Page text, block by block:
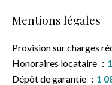
Mentions légales
Provision sur charges
Honoraires locataire
Dépôt de garantie
1